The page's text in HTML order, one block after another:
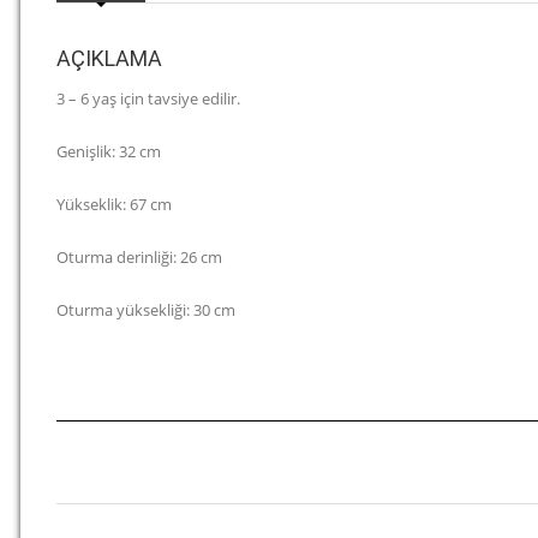
AÇIKLAMA
3 – 6 yaş için tavsiye edilir.
Genişlik: 32 cm
Yükseklik: 67 cm
Oturma derinliği: 26 cm
Oturma yüksekliği: 30 cm